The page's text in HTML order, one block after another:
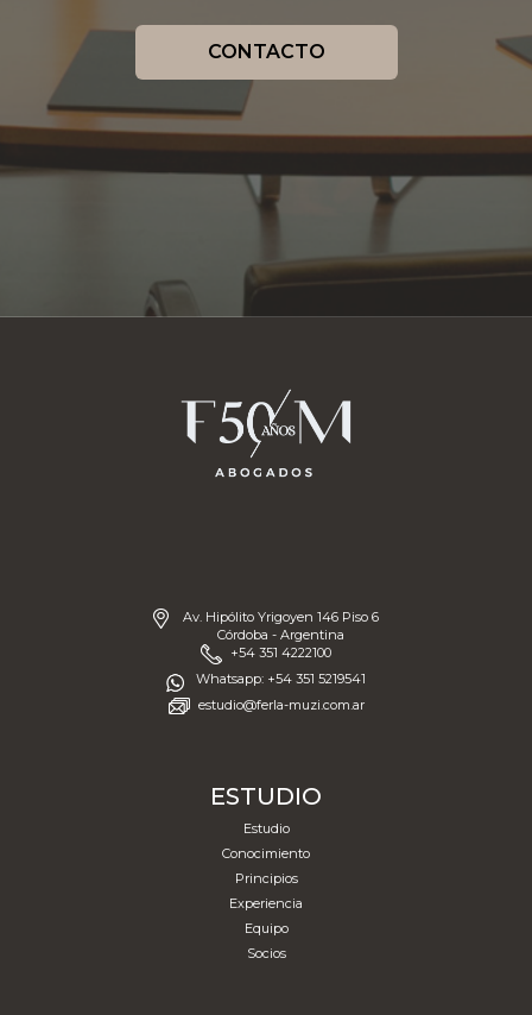
CONTACTO
Av. Hipólito Yrigoyen 146 Piso 6
Córdoba - Argentina
+54 351 4222100
Whatsapp: +54 351 5219541
estudio@ferla-muzi.com.ar
ESTUDIO
Estudio
Conocimiento
Principios
Experiencia
Equipo
Socios